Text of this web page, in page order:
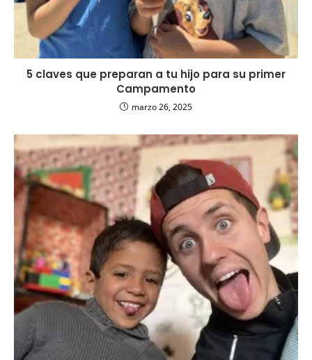
5 claves que preparan a tu hijo para su primer
Campamento
marzo 26, 2025